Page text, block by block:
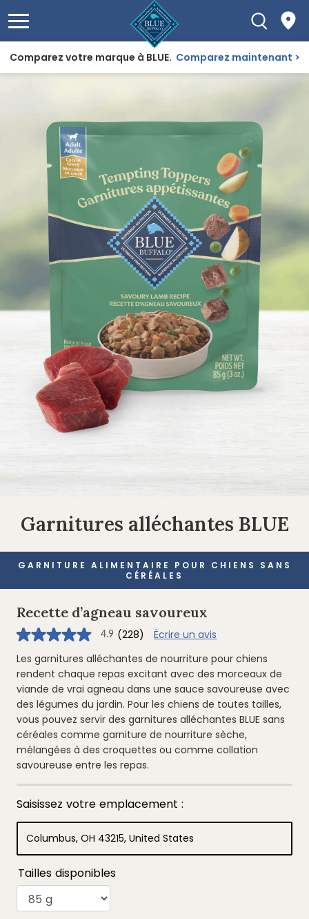
Comparez votre marque à BLUE. Comparez maintenant
Garnitures alléchantes BLUE
GARNITURE ALIMENTAIRE POUR CHIENS SANS
CÉRÉALES
Recette d’agneau savoureux
4.9
sur
,
valeur
de
note
moyenne.
Read
228
Reviews.
Lien
vers
même
4.9 (228)
Écrire un avis
Les garnitures alléchantes de nourriture pour chiens
rendent chaque repas excitant avec des morceaux de
viande de vrai agneau dans une sauce savoureuse avec
des légumes du jardin. Pour les chiens de toutes tailles,
vous pouvez servir des garnitures alléchantes BLUE sans
céréales comme garniture de nourriture sèche,
mélangées à des croquettes ou comme collation
savoureuse entre les repas.